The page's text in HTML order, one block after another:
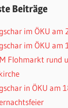
Beiträge
im ÖKU am
im ÖKU am
Flohmarkt rund
in ÖKU am